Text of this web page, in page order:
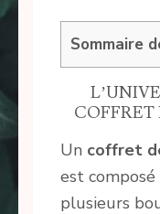
Sommaire
Un coffret
est
plusieurs